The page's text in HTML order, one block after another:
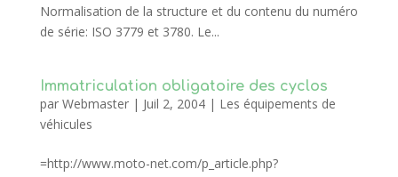
Normalisation de la structure et du contenu du numéro
de série: ISO 3779 et 3780. Le...
Immatriculation obligatoire des cyclos
par Webmaster| Juil 2, 2004| Les équipements de
véhicules
=http://www.moto-net.com/p_article.php?